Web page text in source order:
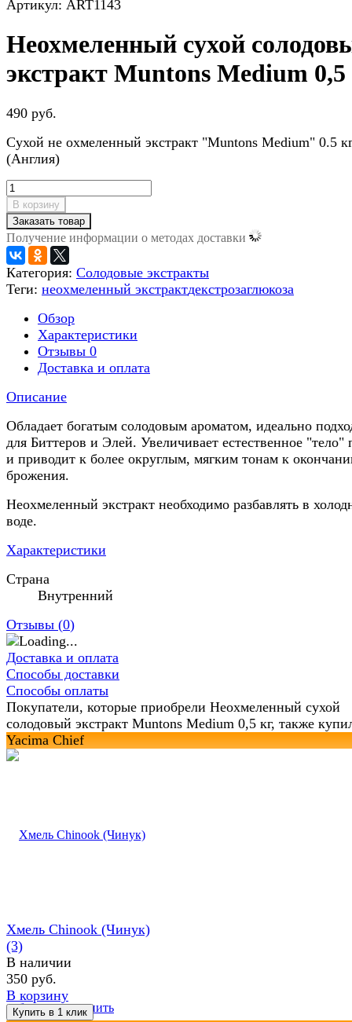
Артикул: ART1143
Неохмеленный сухой
экстракт Muntons Medium 0,5
490 руб.
Сухой не охмеленный экстракт "Muntons Medium" 0.5
(Англия)
В корзину
Заказать товар
Получение информации о методах доставки
Категория: Солодовые экстракты
Теги: неохмеленный экстрактдекстрозаглюкоза
Обзор
Характеристики
Отзывы 0
Доставка и оплата
Описание
Обладает богатым солодовым ароматом, идеально
для Биттеров и Элей. Увеличивает естественное "тело"
и приводит к более округлым, мягким тонам к
брожения.
Неохмеленный экстракт необходимо разбавлять в
воде.
Характеристики
Страна
Внутренний
Отзывы (0)
Доставка и оплата
Способы доставки
Способы оплаты
Покупатели, которые приобрели Неохмеленный сухой
солодовый экстракт Muntons Medium 0,5 кг, также
Yacima Chief
избранное сравнить
Хмель Chinook (Чинук)
(3)
В наличии
350 руб.
В корзину